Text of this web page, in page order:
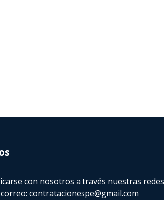
con nosotros a través nuestras redes
correo:contratacionespe@gmail.com